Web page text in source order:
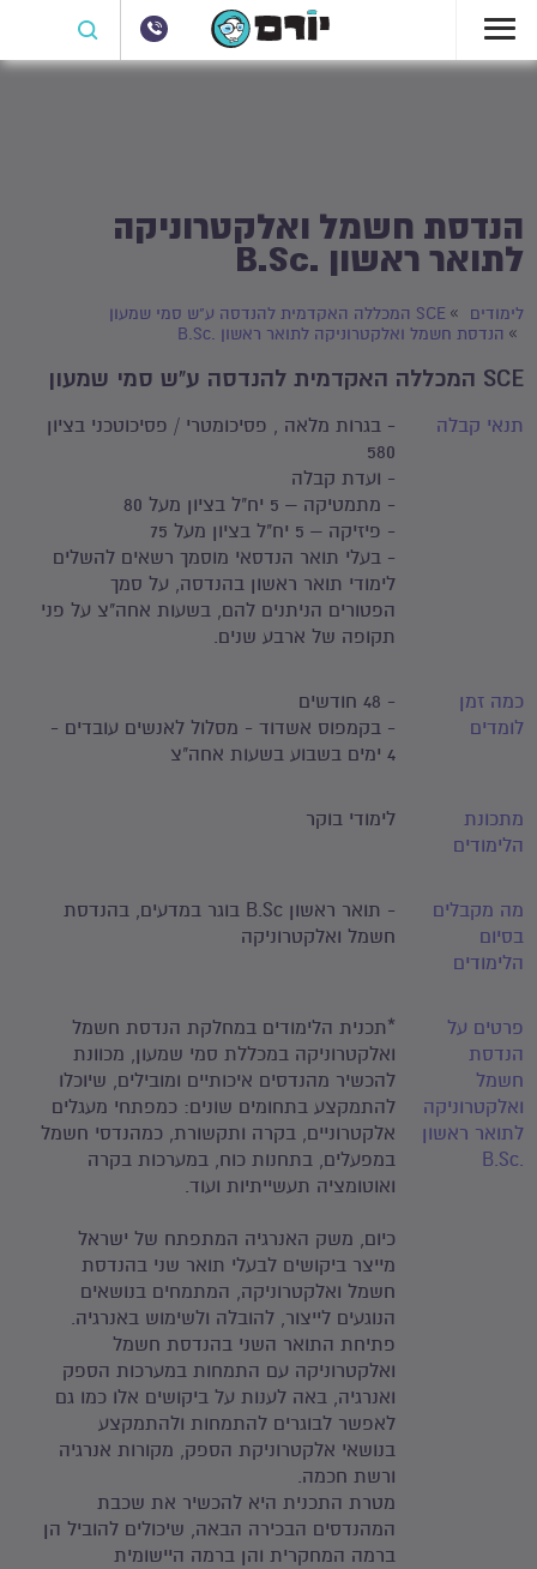
הנדסת חשמל ואלקטרוניקה
לתואר ראשון .B.Sc
לימודים
SCE המכללה האקדמית להנדסה ע"ש סמי שמעון
הנדסת חשמל ואלקטרוניקה לתואר ראשון .B.Sc
SCE המכללה האקדמית להנדסה ע"ש סמי שמעון
תנאי קבלה
- בגרות מלאה , פסיכומטרי / פסיכוטכני בציון
580
- ועדת קבלה
- מתמטיקה – 5 יח"ל בציון מעל 80
- פיזיקה – 5 יח"ל בציון מעל 75
- בעלי תואר הנדסאי מוסמך רשאים להשלים
לימודי תואר ראשון בהנדסה, על סמך
הפטורים הניתנים להם, בשעות אחה"צ על פני
תקופה של ארבע שנים.
כמה זמן
לומדים
- 48 חודשים
- בקמפוס אשדוד - מסלול לאנשים עובדים -
4 ימים בשבוע בשעות אחה"צ
מתכונת
הלימודים
לימודי בוקר
מה מקבלים
בסיום
הלימודים
- תואר ראשון B.Sc בוגר במדעים, בהנדסת
חשמל ואלקטרוניקה
פרטים על
הנדסת
חשמל
ואלקטרוניקה
לתואר ראשון
.B.Sc
*תכנית הלימודים במחלקת הנדסת חשמל
ואלקטרוניקה במכללת סמי שמעון, מכוונת
להכשיר מהנדסים איכותיים ומובילים, שיוכלו
להתמקצע בתחומים שונים: כמפתחי מעגלים
אלקטרוניים, בקרה ותקשורת, כמהנדסי חשמל
במפעלים, בתחנות כוח, במערכות בקרה
ואוטומציה תעשייתיות ועוד.
כיום, משק האנרגיה המתפתח של ישראל
מייצר ביקושים לבעלי תואר שני בהנדסת
חשמל ואלקטרוניקה, המתמחים בנושאים
הנוגעים לייצור, להובלה ולשימוש באנרגיה.
פתיחת התואר השני בהנדסת חשמל
ואלקטרוניקה עם התמחות במערכות הספק
ואנרגיה, באה לענות על ביקושים אלו כמו גם
לאפשר לבוגרים להתמחות ולהתמקצע
בנושאי אלקטרוניקת הספק, מקורות אנרגיה
ורשת חכמה.
מטרת התכנית היא להכשיר את שכבת
המהנדסים הבכירה הבאה, שיכולים להוביל הן
ברמה המחקרית והן ברמה היישומית